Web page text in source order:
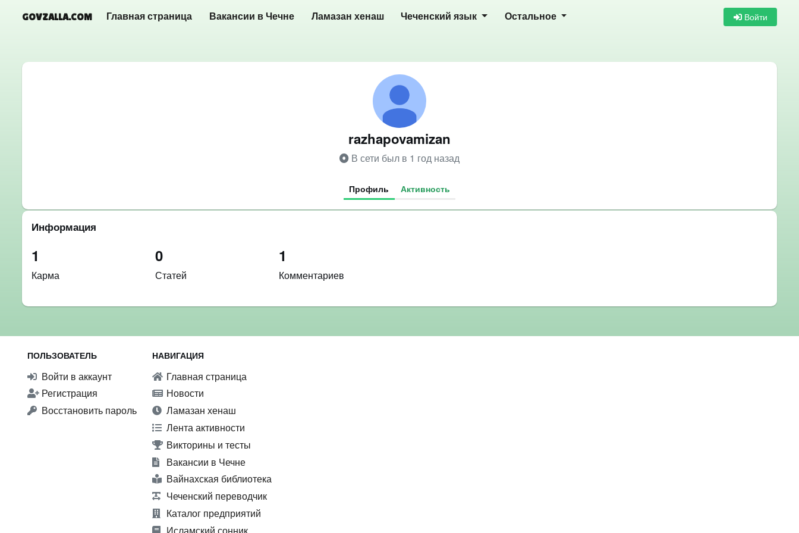
GOVZALLA.COM Главная страница Вакансии в Чечне Ламазан хенаш Чеченский язык Остальное Войти
razhapovamizan
В сети был в 1 год назад
Профиль Активность
Информация
1
Карма
0
Статей
1
Комментариев
ПОЛЬЗОВАТЕЛЬ
Войти в аккаунт
Регистрация
Восстановить пароль
НАВИГАЦИЯ
Главная страница
Новости
Ламазан хенаш
Лента активности
Викторины и тесты
Вакансии в Чечне
Вайнахская библиотека
Чеченский переводчик
Каталог предприятий
Исламский сонник